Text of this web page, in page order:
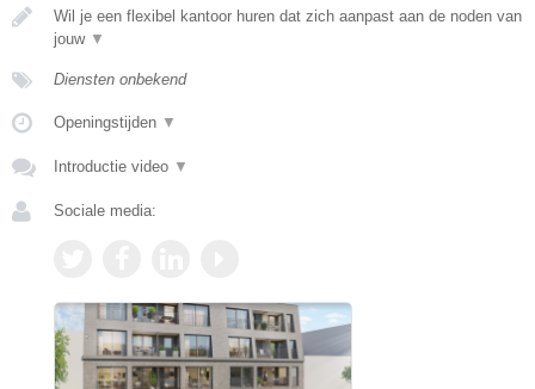
Wil je een flexibel kantoor huren dat zich aanpast aan de noden van
jouw ▼
Diensten onbekend
Openingstijden ▼
Introductie video ▼
Sociale media: